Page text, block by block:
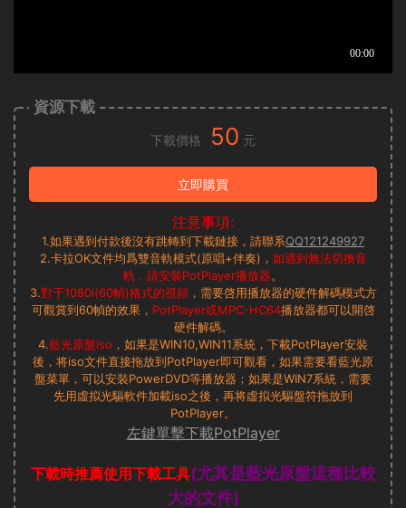
資源下載
下載價格 50 元
立即購買
注意事項:
1.如果遇到付款後沒有跳轉到下載鏈接，請聯系QQ121249927
2.卡拉OK文件均爲雙音軌模式(原唱+伴奏)， 如遇到無法切換音
軌，請安裝PotPlayer播放器。
3.對于1080i(60幀)格式的視頻，需要啓用播放器的硬件解碼模式方
可觀賞到60幀的效果， PotPlayer或MPC-HC64播放器都可以開啓
硬件解碼。
4.藍光原盤iso ，如果是WIN10,WIN11系統，下載PotPlayer安裝
後，将iso文件直接拖放到PotPlayer即可觀看，如果需要看藍光原
盤菜單，可以安裝PowerDVD等播放器；如果是WIN7系統，需要
先用虛拟光驅軟件加載iso之後，再将虛拟光驅盤符拖放到
PotPlayer。
左鍵單擊下載PotPlayer
下載時推薦使用下載工具(尤其是藍光原盤這種比較
大的文件)